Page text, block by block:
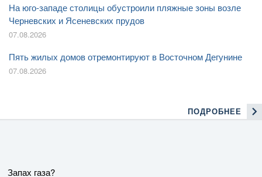
На юго-западе столицы обустроили пляжные зоны возле
Черневских и Ясеневских прудов
07.08.2026
Пять жилых домов отремонтируют в Восточном Дегунине
07.08.2026
ПОДРОБНЕЕ
Запах газа?